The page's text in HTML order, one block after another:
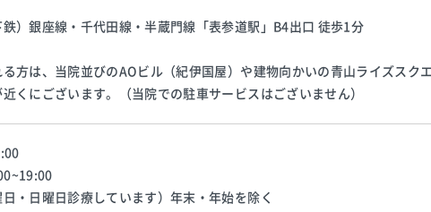
）銀座線・千代田線・半蔵門線「表参道駅」B4出口 徒歩1分
方は、当院並びのAOビル（紀伊国屋）や建物向かいの青山ライズスク
くにございます。（当院での駐車サービスはございません）
・日曜日診療しています）年末・年始を除く